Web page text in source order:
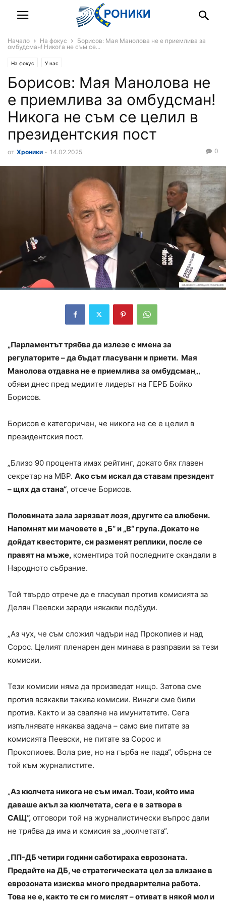
Начало На фокус
Борисов: Мая Манолова не е приемлива за
омбудсман! Никога не съм се...
На фокус У нас
Борисов: Мая Манолова не
е приемлива за омбудсман!
Никога не съм се целил в
президентския пост
от Хроники - 14.02.2025 0
„Парламентът трябва да излезе с имена за
регулаторите – да бъдат гласувани и приети. Мая
Манолова отдавна не е приемлива за омбудсман„,
обяви днес пред медиите лидерът на ГЕРБ Бойко
Борисов.
Борисов е категоричен, че никога не се е целил в
президентския пост.
„Близо 90 процента имах рейтинг, докато бях главен
секретар на МВР. Ако съм искал да ставам президент
– щях да стана“, отсече Борисов.
Половината зала зарязват лозя, другите са влюбени.
Напомнят ми мачовете в „Б“ и „В“ група. Докато не
дойдат квесторите, си разменят реплики, после се
правят на мъже, коментира той последните скандали в
Народното събрание.
Той твърдо отрече да е гласувал против комисията за
Делян Пеевски заради някакви подбуди.
„Аз чух, че съм сложил чадъри над Прокопиев и над
Сорос. Целият пленарен ден минава в разправии за тези
комисии.
Тези комисии няма да произведат нищо. Затова сме
против всякакви такива комисии. Винаги сме били
против. Както и за сваляне на имунитетите. Сега
изпълнявате някаква задача – само вие питате за
комисията Пеевски, не питате за Сорос и
Прокопиоев. Вола рие, но на гърба не пада“, обърна се
той към журналистите.
„Аз кюлчета никога не съм имал. Този, който има
даваше акъл за кюлчетата, сега е в затвора в
САЩ“, отговори той на журналистически въпрос дали
не трябва да има и комисия за „кюлчетата“.
„ПП-ДБ четири години саботираха еврозоната.
Предайте на ДБ, че стратегическата цел за влизане в
еврозоната изисква много предварителна работа.
Това не е, както те си го мислят – отиват в някой мол и